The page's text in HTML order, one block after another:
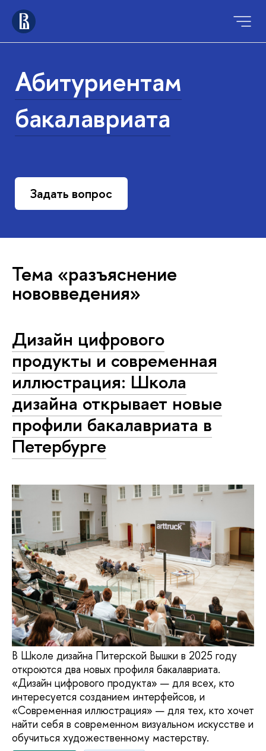
Абитуриентам
бакалавриата
Задать вопрос
Тема «разъяснение
нововведения»
Дизайн цифрового
продукты и современная
иллюстрация: Школа
дизайна открывает новые
профили бакалавриата в
Петербурге
В Школе дизайна Питерской Вышки в 2025 году
откроются два новых профиля бакалавриата.
«Дизайн цифрового продукта» — для всех, кто
интересуется созданием интерфейсов, и
«Современная иллюстрация» — для тех, кто хочет
найти себя в современном визуальном искусстве и
обучиться художественному мастерству.